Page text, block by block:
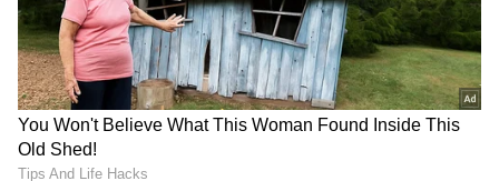
ವಿಶೇಷ ವರದಿಗಳು ಮತ್ತು ನೇರ ಪ್ರಸಾರಗಳೊಂದಿಗೆ
(kannada news live ) ಸಂಪೂರ್ಣ ಮಾಹಿತಿ ಒಂದೇ
ಕ್ಲಿಕ್‌ನಲ್ಲಿ ಲಭ್ಯ. ಏಷ್ಯಾನೆಟ್ ಸುವರ್ಣ ನ್ಯೂಸ್ ಅಧಿಕೃತ
ಆ್ಯಪ್ ಡೌನ್‌ಲೋಡ್ ಮಾಡಿ ಹಾಗು ಎಲ್ಲಾ ಅಪ್‌ಡೇಟ್
ಗಳನ್ನು ಪಡೆಯಿರಿ